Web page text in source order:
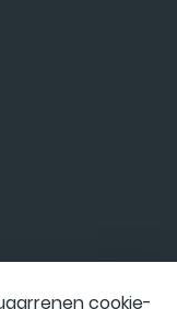
cookie-